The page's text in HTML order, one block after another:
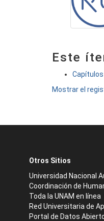
Este
Mostrar el
Otros Sitios
Universidad Nacional
Coordinación de
Toda la UNAM en línea
Red Universitaria de
Portal de Datos